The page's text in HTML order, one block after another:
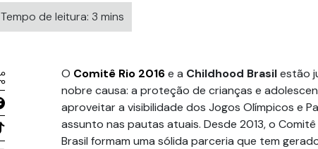
Tempo de leitura: 3 mins
O Comitê Rio 2016e a Childhood Brasilestão
nobre causa: a proteção de crianças e
aproveitar a visibilidade dos Jogos Olímpicos e
assunto nas pautas atuais. Desde 2013, o
Brasil formam uma sólida parceria que tem